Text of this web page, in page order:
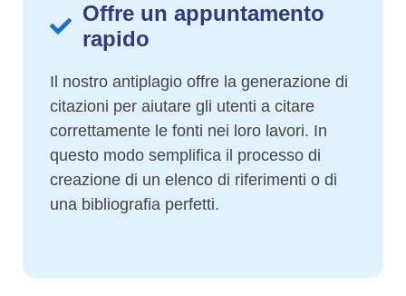
Offre un appuntamento
rapido
Il nostro antiplagio offre la generazione di
citazioni per aiutare gli utenti a citare
correttamente le fonti nei loro lavori. In
questo modo semplifica il processo di
creazione di un elenco di riferimenti o di
una bibliografia perfetti.